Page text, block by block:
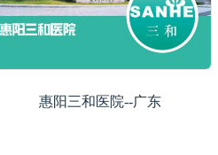
惠阳三和医院--广东